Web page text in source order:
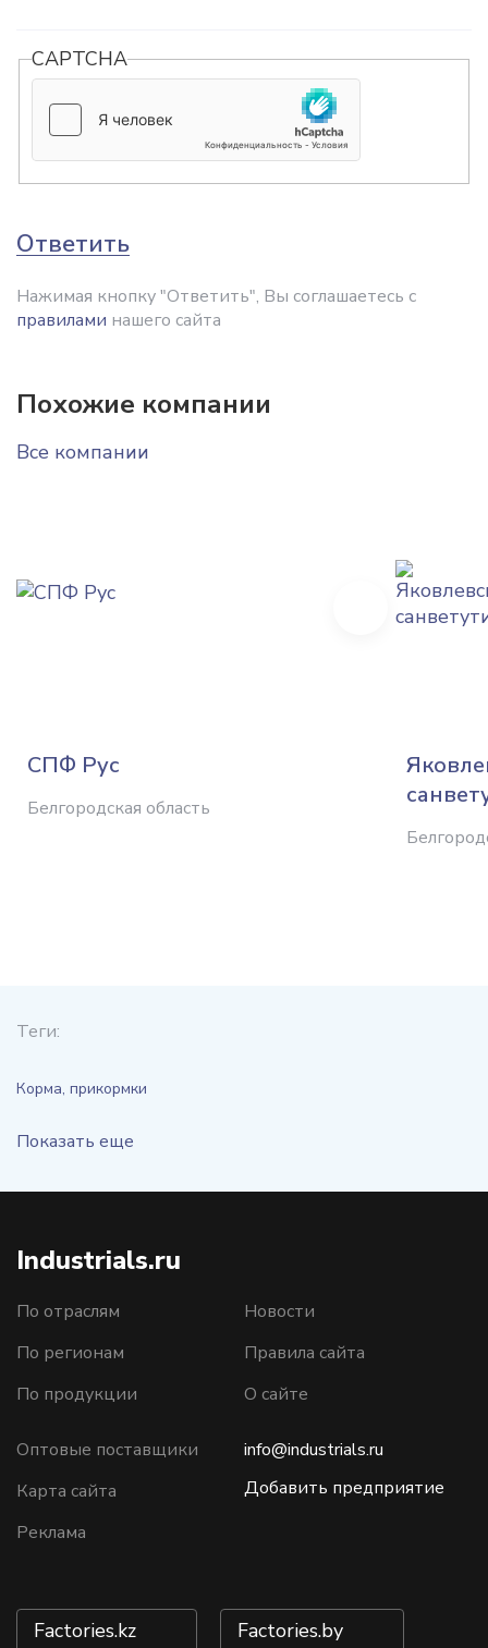
CAPTCHA
Ответить
Нажимая кнопку "Ответить", Вы соглашаетесь с
правилами нашего сайта
Похожие компании
Все компании
СПФ Рус
Белгородская область
Теги:
Корма, прикормки
Показать еще
Industrials.ru
По отраслям
По регионам
По продукции
Новости
Правила сайта
О сайте
Оптовые поставщики
Карта сайта
Реклама
info@industrials.ru
Добавить предприятие
Factories.kz Factories.by